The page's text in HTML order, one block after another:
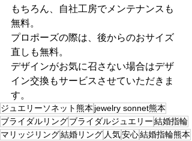
もちろん、自社工房でメンテナンスも
無料。
プロポーズの際は、後からのおサイズ
直しも無料。
デザインがお気に召さない場合はデザ
イン交換もサービスさせていただきま
す。
ジュエリーソネット熊本 jewelry sonnet熊本
ブライダルリングブライダルジュエリー結婚指輪
マリッジリング結婚リング 人気安心結婚指輪熊本